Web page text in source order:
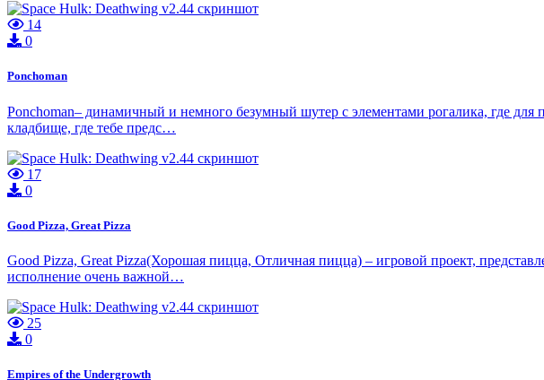
14
0
Ponchoman
Ponchoman– динамичный и немного безумный шутер с элементами рогалика, где для
кладбище, где тебе предс…
17
0
Good Pizza, Great Pizza
Good Pizza, Great Pizza(Хорошая пицца, Отличная пицца) – игровой проект,
исполнение очень важной…
25
0
Empires of the Undergrowth